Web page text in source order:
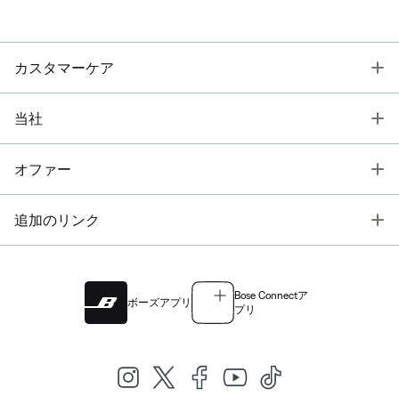
カスタマーケア
当社
オファー
追加のリンク
ボーズアプリ
Bose Connectア
プリ